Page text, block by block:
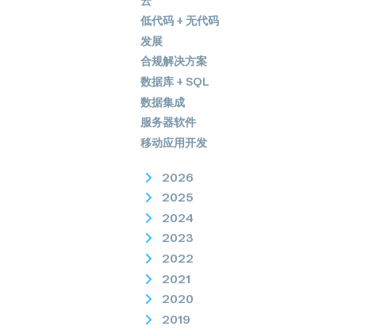
低代码 + 无代码
发展
合规解决方案
数据库 + SQL
数据集成
服务器软件
移动应用开发
2026
2025
2024
2023
2022
2021
2020
2019